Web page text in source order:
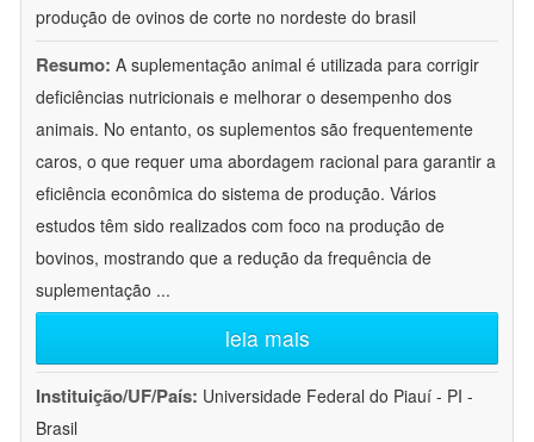
produção de ovinos de corte no nordeste do brasil
Resumo: A suplementação animal é utilizada para corrigir
deficiências nutricionais e melhorar o desempenho dos
animais. No entanto, os suplementos são frequentemente
caros, o que requer uma abordagem racional para garantir a
eficiência econômica do sistema de produção. Vários
estudos têm sido realizados com foco na produção de
bovinos, mostrando que a redução da frequência de
suplementação ...
leia mais
Instituição/UF/País: Universidade Federal do Piauí - PI -
Brasil